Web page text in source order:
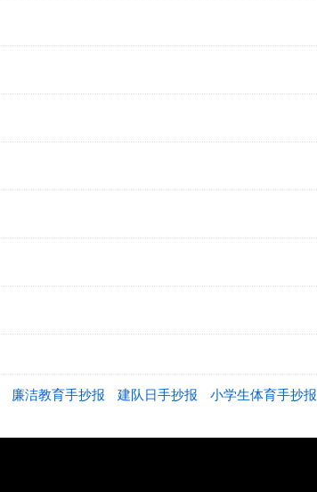
廉洁教育手抄报 建队日手抄报 小学生体育手抄报